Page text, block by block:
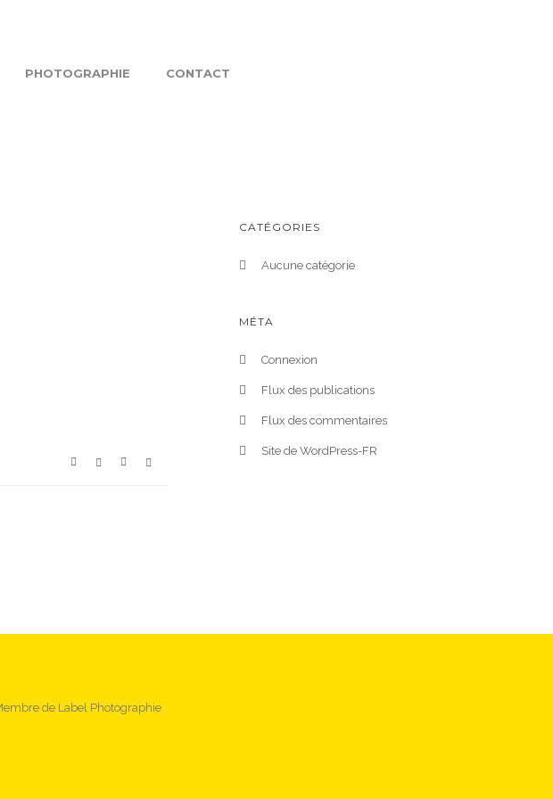
PHOTOGRAPHIE CONTACT
CATÉGORIES
Aucune catégorie
MÉTA
Connexion
Flux des publications
Flux des commentaires
Site de WordPress-FR